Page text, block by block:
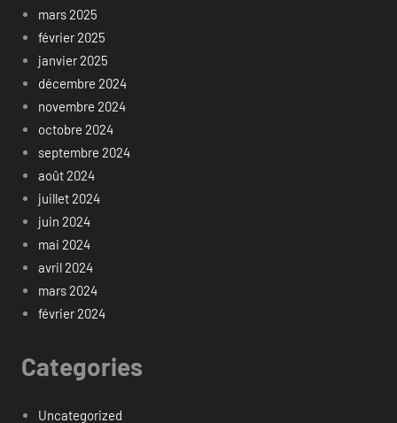
mars 2025
février 2025
janvier 2025
décembre 2024
novembre 2024
octobre 2024
septembre 2024
août 2024
juillet 2024
juin 2024
mai 2024
avril 2024
mars 2024
février 2024
Categories
Uncategorized